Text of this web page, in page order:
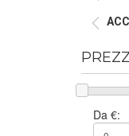
Da €: